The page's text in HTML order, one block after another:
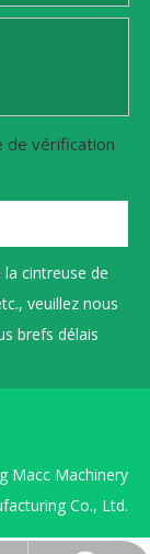
cintreuse de
veuillez nous
brefs délais
Macc Machinery
Co., Ltd.